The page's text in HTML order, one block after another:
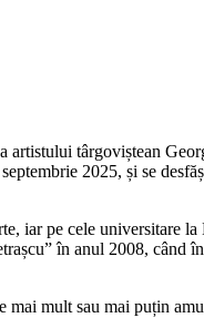
târgoviștean
2025, și se
iar pe cele universitare
în anul 2008, când
mai mult sau mai puțin